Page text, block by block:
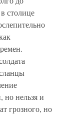
столице
нельзя и
грозного, но